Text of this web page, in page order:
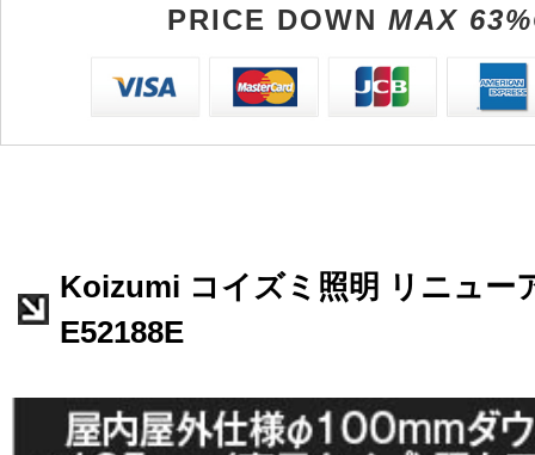
PRICE DOWN MAX
Koizumi コイズミ照明 リニュー
E52188E